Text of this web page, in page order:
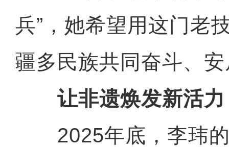
兵”，她希望用这门老
疆多民族共同奋斗、
让非遗焕发新活力
2025年底，李玮的